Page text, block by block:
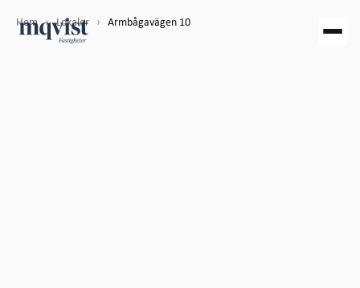
Hem › Lokaler › Armbågavägen 10